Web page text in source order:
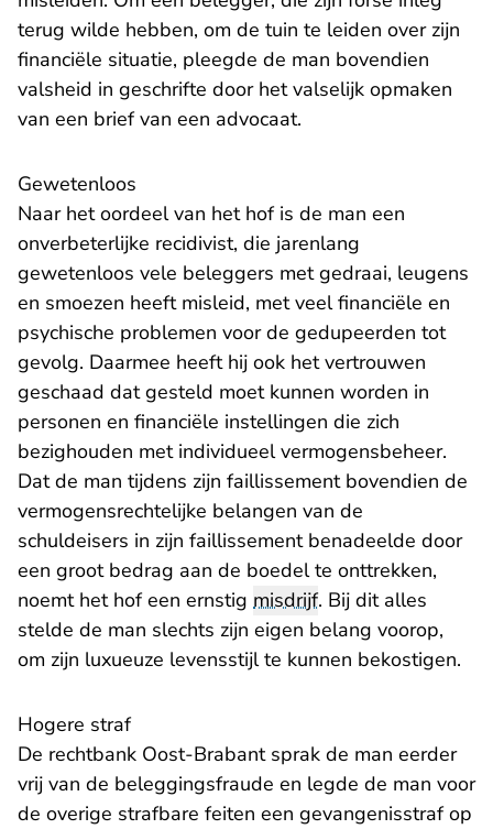
terug wilde hebben, om de tuin te leiden over zijn
financiële situatie, pleegde de man bovendien
valsheid in geschrifte door het valselijk opmaken
van een brief van een advocaat.
Gewetenloos
Naar het oordeel van het hof is de man een
onverbeterlijke recidivist, die jarenlang
gewetenloos vele beleggers met gedraai, leugens
en smoezen heeft misleid, met veel financiële en
psychische problemen voor de gedupeerden tot
gevolg. Daarmee heeft hij ook het vertrouwen
geschaad dat gesteld moet kunnen worden in
personen en financiële instellingen die zich
bezighouden met individueel vermogensbeheer.
Dat de man tijdens zijn faillissement bovendien de
vermogensrechtelijke belangen van de
schuldeisers in zijn faillissement benadeelde door
een groot bedrag aan de boedel te onttrekken,
noemt het hof een ernstig misdrijf. Bij dit alles
stelde de man slechts zijn eigen belang voorop,
om zijn luxueuze levensstijl te kunnen bekostigen.
Hogere straf
De rechtbank Oost-Brabant sprak de man eerder
vrij- U verlaat Rechtspraak.nl
van de beleggingsfraude en legde de man voor
de overige strafbare feiten een gevangenisstraf op